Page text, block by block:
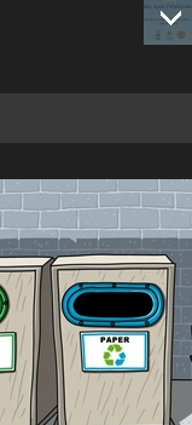
فراخوان رویداد
اخبار 6 ماه قبل
تسلیت به همکار |
اخبار 6 ماه قبل
آغاز دوره‌های